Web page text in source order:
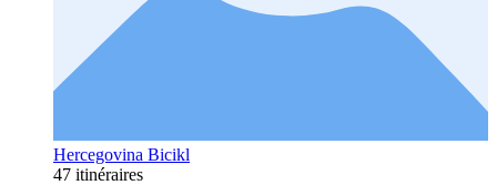
Hercegovina Bicikl
47 itinéraires